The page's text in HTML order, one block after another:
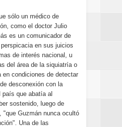
sólo un médico de
como el doctor Julio
es un comunicador de
en sus juicios
de interés nacional, u
del área de la siquiatría o
en condiciones de detectar
desconexión con la
que abatía al
sostenido, luego de
"que Guzmán nunca ocultó
Una de las